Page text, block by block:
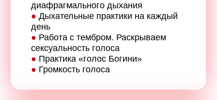
диафрагмального дыхания
● Дыхательные практики на каждый
день
● Работа с тембром. Раскрываем
сексуальность голоса
● Практика «голос Богини»
● Громкость голоса